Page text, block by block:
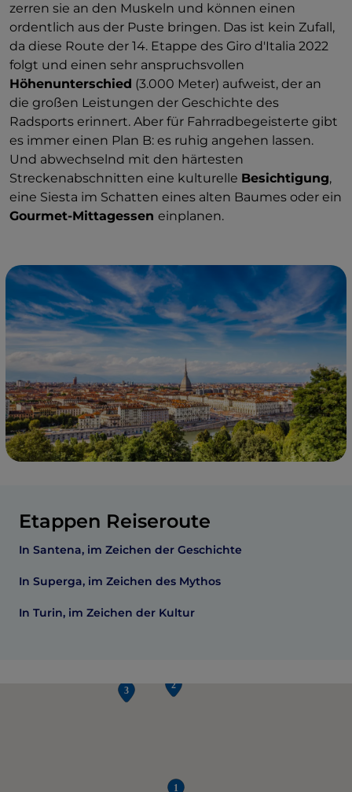
zerren sie an den Muskeln und können einen
ordentlich aus der Puste bringen. Das ist kein Zufall,
da diese Route der 14. Etappe des Giro d'Italia 2022
folgt und einen sehr anspruchsvollen
Höhenunterschied (3.000 Meter) aufweist, der an
die großen Leistungen der Geschichte des
Radsports erinnert. Aber für Fahrradbegeisterte gibt
es immer einen Plan B: es ruhig angehen lassen.
Und abwechselnd mit den härtesten
Streckenabschnitten eine kulturelle Besichtigung,
eine Siesta im Schatten eines alten Baumes oder ein
Gourmet-Mittagessen einplanen.
Etappen Reiseroute
In Santena, im Zeichen der Geschichte
In Superga, im Zeichen des Mythos
In Turin, im Zeichen der Kultur